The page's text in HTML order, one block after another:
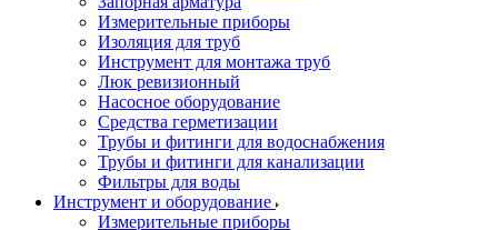
Измерительные приборы
Изоляция для труб
Инструмент для монтажа труб
Люк ревизионный
Насосное оборудование
Средства герметизации
Трубы и фитинги для водоснабжения
Трубы и фитинги для канализации
Фильтры для воды
Инструмент и оборудование
Измерительные приборы